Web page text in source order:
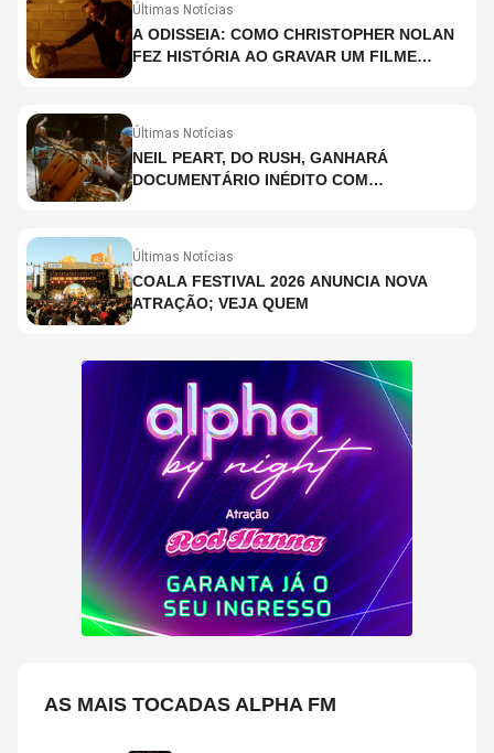
Últimas Notícias
A ODISSEIA: COMO CHRISTOPHER NOLAN
FEZ HISTÓRIA AO GRAVAR UM FILME
Últimas Notícias
NEIL PEART, DO RUSH, GANHARÁ
DOCUMENTÁRIO INÉDITO COM
Últimas Notícias
COALA FESTIVAL 2026 ANUNCIA NOVA
ATRAÇÃO; VEJA QUEM
AS MAIS TOCADAS ALPHA FM